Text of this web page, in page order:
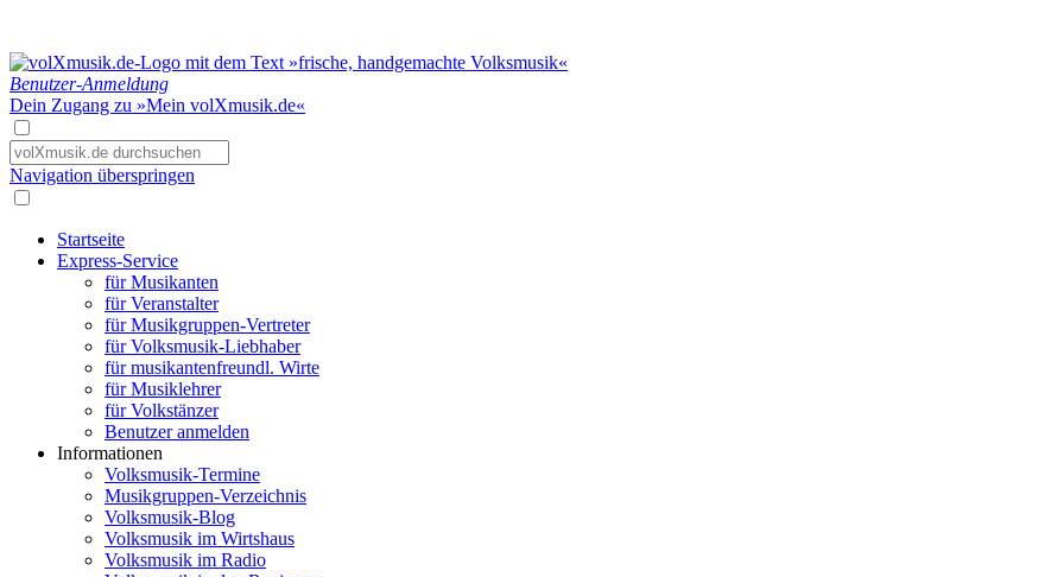
Benutzer-Anmeldung
Dein Zugang zu »Mein volXmusik.de«
Navigation überspringen
Startseite
Express-Service
für Musikanten
für Veranstalter
für Musikgruppen-Vertreter
für Volksmusik-Liebhaber
für musikantenfreundl. Wirte
für Musiklehrer
für Volkstänzer
Benutzer anmelden
Informationen
Volksmusik-Termine
Musikgruppen-Verzeichnis
Volksmusik-Blog
Volksmusik im Wirtshaus
Volksmusik im Radio